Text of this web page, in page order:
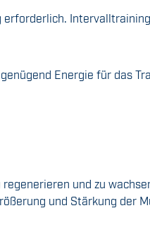
Energie für das
und zu
und Stärkung der